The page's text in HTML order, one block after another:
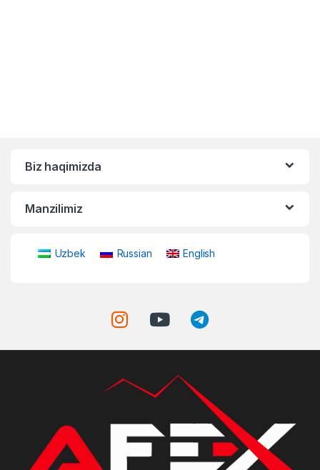
Biz haqimizda
Manzilimiz
Uzbek Russian English